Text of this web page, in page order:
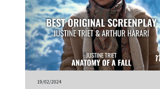
19/02/2024